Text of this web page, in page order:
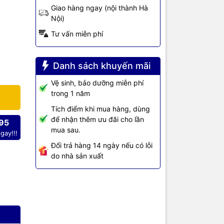
Giao hàng ngay (nội thành Hà
Nội)
Tư vấn miễn phí
Danh sách khuyến mãi
Vệ sinh, bảo dưỡng miễn phí
trong 1 năm
Tích điểm khi mua hàng, dùng
để nhận thêm ưu đãi cho lần
mua sau.
Đổi trả hàng 14 ngày nếu có lỗi
do nhà sản xuất
cung
4X-EU
để hỗ